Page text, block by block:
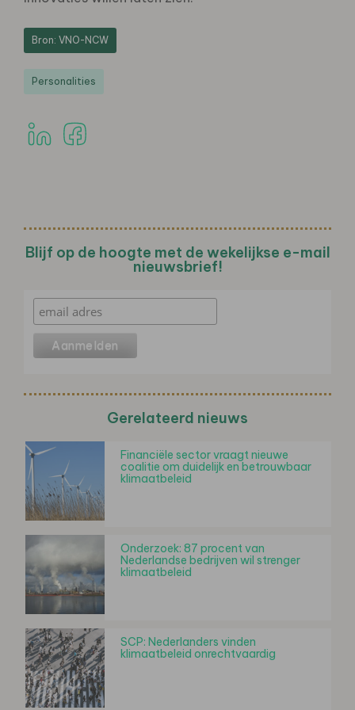
Bron: VNO-NCW
Personalities
Blijf op de hoogte met de wekelijkse e-mail
nieuwsbrief!
Gerelateerd nieuws
Financiële sector vraagt nieuwe
coalitie om duidelijk en betrouwbaar
klimaatbeleid
Onderzoek: 87 procent van
Nederlandse bedrijven wil strenger
klimaatbeleid
SCP: Nederlanders vinden
klimaatbeleid onrechtvaardig